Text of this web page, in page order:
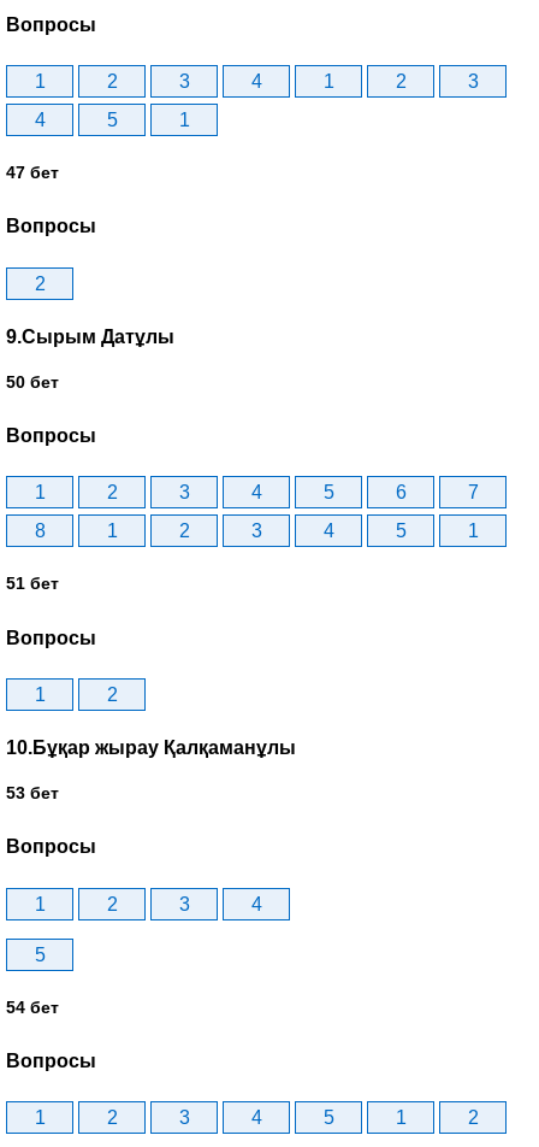
Вопросы
1 2 3 4 1 2
3
4
5 1
47 бет
Вопросы
2
9.Сырым Датұлы
50 бет
Вопросы
1 2 3 4 5 6
7
8
1 2 3 4 5 1
51 бет
Вопросы
1 2
10.Бұқар жырау Қалқаманұлы
53 бет
Вопросы
1 2 3 4
5
54 бет
Вопросы
1 2 3 4 5 1 2